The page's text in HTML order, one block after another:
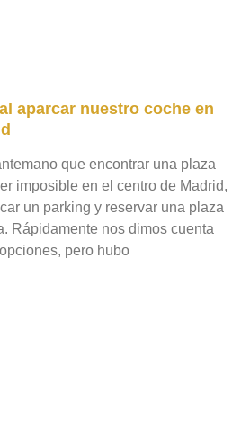
aparcar nuestro coche en
que encontrar una plaza
imposible en el centro de Madrid,
un parking y reservar una plaza
Rápidamente nos dimos cuenta
pero hubo